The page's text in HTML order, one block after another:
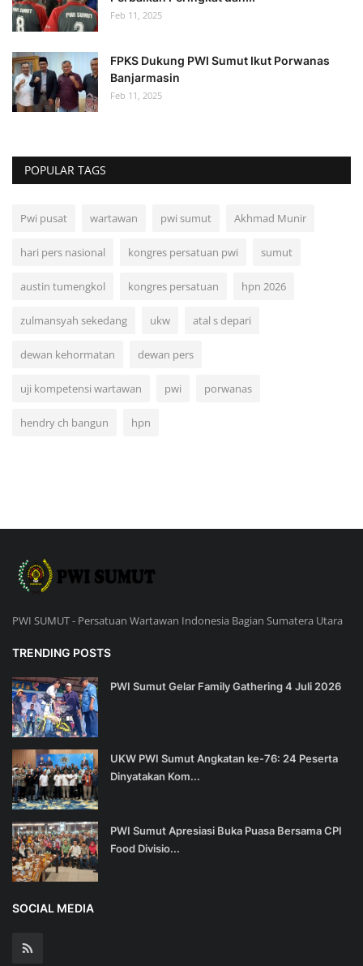
Feb 11, 2025
FPKS Dukung PWI Sumut Ikut Porwanas
Banjarmasin
Feb 11, 2025
POPULAR TAGS
Pwi pusat wartawan pwi sumut Akhmad Munir
hari pers nasional kongres persatuan pwi sumut
austin tumengkol kongres persatuan hpn 2026
zulmansyah sekedang ukw atal s depari
dewan kehormatan dewan pers
uji kompetensi wartawan pwi porwanas
hendry ch bangun hpn
PWI SUMUT - Persatuan Wartawan Indonesia Bagian Sumatera Utara
TRENDING POSTS
PWI Sumut Gelar Family Gathering 4 Juli 2026
UKW PWI Sumut Angkatan ke-76: 24 Peserta
Dinyatakan Kom...
PWI Sumut Apresiasi Buka Puasa Bersama CPI
Food Divisio...
SOCIAL MEDIA